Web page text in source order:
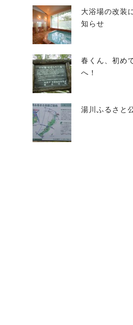
大浴場の改装
知らせ
春くん、初め
へ！
湯川ふるさと